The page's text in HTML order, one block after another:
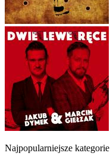
Najpopularniejsze kategorie